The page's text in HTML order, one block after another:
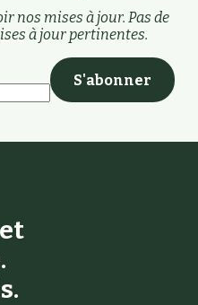
nos mises à jour. Pas de
à jour pertinentes.
S'abonner